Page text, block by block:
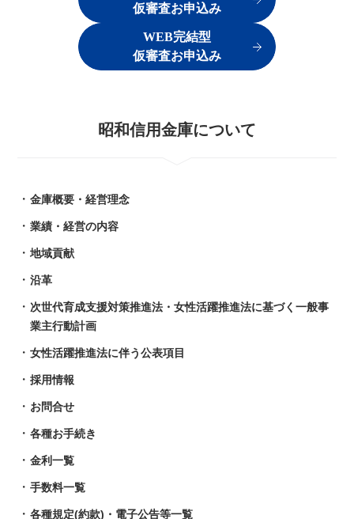
仮審査お申込み
WEB完結型
仮審査お申込み
昭和信用金庫について
金庫概要・経営理念
業績・経営の内容
地域貢献
沿革
次世代育成支援対策推進法・女性活躍推進法に基づく一般事
業主行動計画
女性活躍推進法に伴う公表項目
採用情報
お問合せ
各種お手続き
金利一覧
手数料一覧
各種規定(約款)・電子公告等一覧